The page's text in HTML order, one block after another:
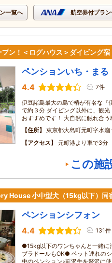
一覧へ 航空券付プラ
ン！＜ログハウス＞ダイビング宿
ペンションいち・まる
4.4 7件
伊豆諸島最大の島で椿が有名な『
で約３分 ダイビング以外に、観
おすすめです！ 大自然に触れ合
住所
東京都大島町元町字水溜
アクセス
元町港より車で3分
この施
House 小中型犬（15kg以下）同
ペンションシフォン
4.4 131件
●15kg以下のワンちゃんと一緒に
ブラドールもOK● ペット連れの
中のペンション♪前沢牛を贅沢に